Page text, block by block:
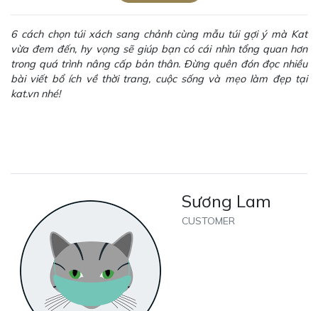
6 cách chọn túi xách sang chảnh cùng mẫu túi gợi ý mà Kat
vừa đem đến, hy vọng sẽ giúp bạn có cái nhìn tổng quan hơn
trong quá trình nâng cấp bản thân. Đừng quên đón đọc nhiều
bài viết bổ ích về thời trang, cuộc sống và mẹo làm đẹp tại
kat.vn nhé!
Sương Lam
CUSTOMER